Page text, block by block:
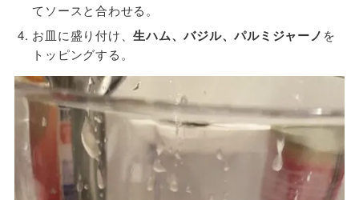
てソースと合わせる。
お皿に盛り付け、生ハム、バジル、パルミジャーノ を
トッピングする。